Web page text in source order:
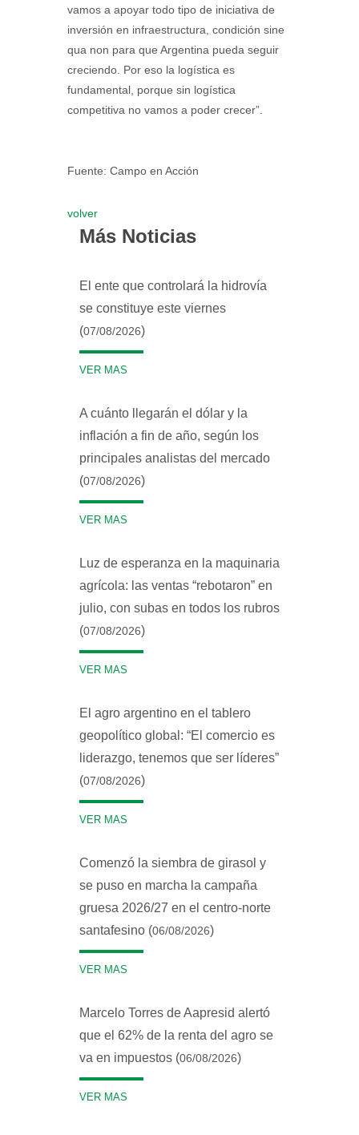
vamos a apoyar todo tipo de iniciativa de
inversión en infraestructura, condición sine
qua non para que Argentina pueda seguir
creciendo. Por eso la logística es
fundamental, porque sin logística
competitiva no vamos a poder crecer”.
Fuente: Campo en Acción
volver
Más Noticias
El ente que controlará la hidrovía
se constituye este viernes
(07/08/2026)
VER MAS
A cuánto llegarán el dólar y la
inflación a fin de año, según los
principales analistas del mercado
(07/08/2026)
VER MAS
Luz de esperanza en la maquinaria
agrícola: las ventas “rebotaron” en
julio, con subas en todos los rubros
(07/08/2026)
VER MAS
El agro argentino en el tablero
geopolítico global: “El comercio es
liderazgo, tenemos que ser líderes”
(07/08/2026)
VER MAS
Comenzó la siembra de girasol y
se puso en marcha la campaña
gruesa 2026/27 en el centro-norte
santafesino (06/08/2026)
VER MAS
Marcelo Torres de Aapresid alertó
que el 62% de la renta del agro se
va en impuestos (06/08/2026)
VER MAS